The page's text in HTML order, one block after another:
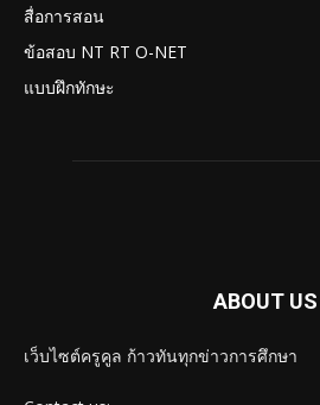
สื่อการสอน
ข้อสอบ NT RT O-NET
แบบฝึกทักษะ
ABOUT US
เว็บไซต์ครูคูล ก้าวทันทุกข่าวการศึกษา